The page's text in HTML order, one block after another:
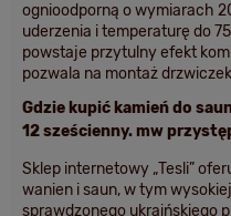
ognioodporną o wymiarach
uderzenia i temperaturę do
powstaje przytulny efekt
pozwala na montaż
Gdzie kupić kamień do
12 sześcienny. mw
Sklep internetowy „Tesli”
wanien i saun, w tym
sprawdzonego ukraińskiego